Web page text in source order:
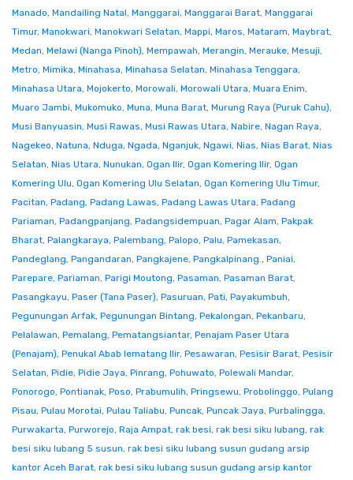
Manado, Mandailing Natal, Manggarai, Manggarai Barat, Manggarai
Timur, Manokwari, Manokwari Selatan, Mappi, Maros, Mataram, Maybrat,
Medan, Melawi (Nanga Pinoh), Mempawah, Merangin, Merauke, Mesuji,
Metro, Mimika, Minahasa, Minahasa Selatan, Minahasa Tenggara,
Minahasa Utara, Mojokerto, Morowali, Morowali Utara, Muara Enim,
Muaro Jambi, Mukomuko, Muna, Muna Barat, Murung Raya (Puruk Cahu),
Musi Banyuasin, Musi Rawas, Musi Rawas Utara, Nabire, Nagan Raya,
Nagekeo, Natuna, Nduga, Ngada, Nganjuk, Ngawi, Nias, Nias Barat, Nias
Selatan, Nias Utara, Nunukan, Ogan Ilir, Ogan Komering Ilir, Ogan
Komering Ulu, Ogan Komering Ulu Selatan, Ogan Komering Ulu Timur,
Pacitan, Padang, Padang Lawas, Padang Lawas Utara, Padang
Pariaman, Padangpanjang, Padangsidempuan, Pagar Alam, Pakpak
Bharat, Palangkaraya, Palembang, Palopo, Palu, Pamekasan,
Pandeglang, Pangandaran, Pangkajene, Pangkalpinang., Paniai,
Parepare, Pariaman, Parigi Moutong, Pasaman, Pasaman Barat,
Pasangkayu, Paser (Tana Paser), Pasuruan, Pati, Payakumbuh,
Pegunungan Arfak, Pegunungan Bintang, Pekalongan, Pekanbaru,
Pelalawan, Pemalang, Pematangsiantar, Penajam Paser Utara
(Penajam), Penukal Abab lematang Ilir, Pesawaran, Pesisir Barat, Pesisir
Selatan, Pidie, Pidie Jaya, Pinrang, Pohuwato, Polewali Mandar,
Ponorogo, Pontianak, Poso, Prabumulih, Pringsewu, Probolinggo, Pulang
Pisau, Pulau Morotai, Pulau Taliabu, Puncak, Puncak Jaya, Purbalingga,
Purwakarta, Purworejo, Raja Ampat, rak besi, rak besi siku lubang, rak
besi siku lubang 5 susun, rak besi siku lubang susun gudang arsip
kantor Aceh Barat, rak besi siku lubang susun gudang arsip kantor